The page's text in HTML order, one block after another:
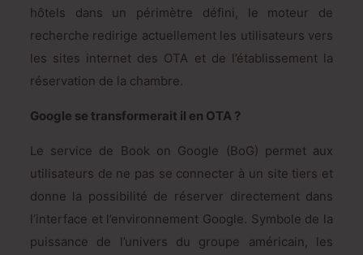
hôtels dans un périmètre défini, le moteur de
recherche redirige actuellement les utilisateurs vers
les sites internet des OTA et de l’établissement la
réservation de la chambre.
Google se transformerait il en OTA ?
Le service de Book on Google (BoG) permet aux
utilisateurs de ne pas se connecter à un site tiers et
donne la possibilité de réserver directement dans
l’interface et l’environnement Google. Symbole de la
puissance de l’univers du groupe américain, les